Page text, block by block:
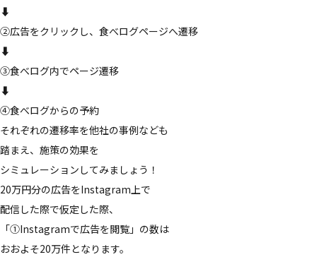
⬇️
②​広告を​クリックし、​食べログページへ​遷移
⬇️
③​食べログ内で​ページ遷移
⬇️
④​食べログからの​予約
それぞれの​遷移率を​他社の​事例なども​
踏まえ、​施策の​効果を​
シミュレーションしてみましょう！
20万円分の​広告を​Instagram上で​
配信した際で​仮定した際、​
「①Instagramで​広告を​閲覧」の​数は​
おおよそ​20万件と​なります。